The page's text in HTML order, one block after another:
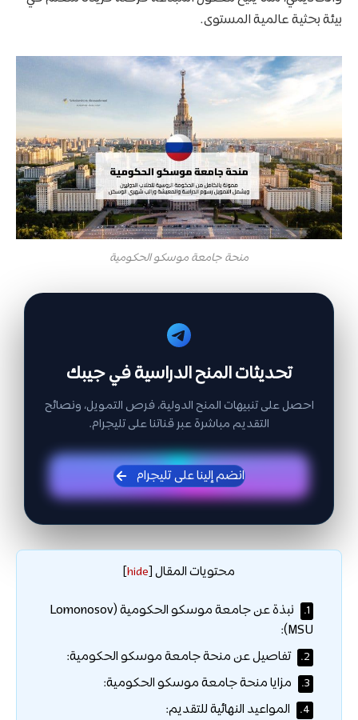
بيئة بحثية عالمية المستوى.
منحة جامعة موسكو الحكومية
تحديثات المنح الدراسية في جيبك
احصل على تنبيهات المنح الدولية، فرص التمويل، ونصائح
التقديم مباشرة عبر قناتنا على تليجرام.
انضم إلينا على تليجرام
محتويات المقال [
hide
]
1.
نبذة عن جامعة موسكو الحكومية (Lomonosov
MSU):
2. تفاصيل عن منحة جامعة موسكو الحكومية:
3. مزايا منحة جامعة موسكو الحكومية:
4. المواعيد النهائية للتقديم: